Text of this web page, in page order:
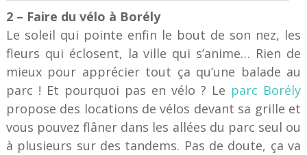
2 – Faire du vélo à Borély
Le soleil qui pointe enfin le bout de son nez, les
fleurs qui éclosent, la ville qui s’anime… Rien de
mieux pour apprécier tout ça qu’une balade au
parc ! Et pourquoi pas en vélo ? Le parc Borély
propose des locations de vélos devant sa grille et
vous pouvez flâner dans les allées du parc seul ou
à plusieurs sur des tandems. Pas de doute, ça va